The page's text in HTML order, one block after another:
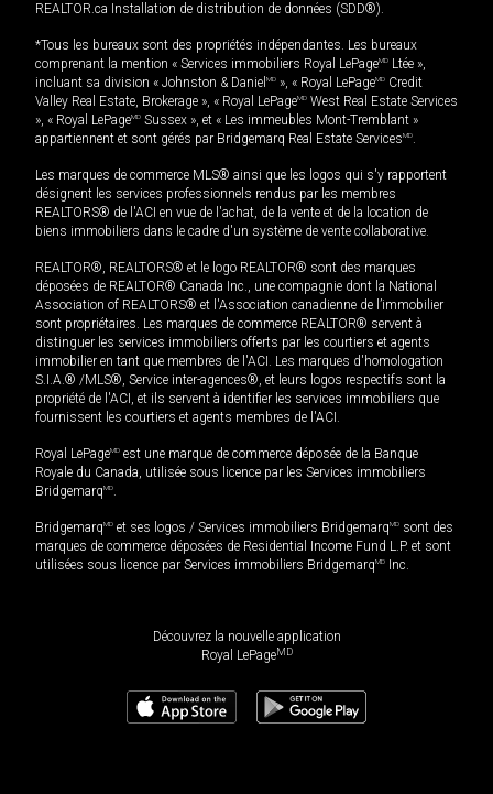
REALTOR.ca Installation de distribution de données (SDD®).
*Tous les bureaux sont des propriétés indépendantes. Les bureaux
comprenant la mention « Services immobiliers Royal LePageMD Ltée »,
incluant sa division « Johnston & Daniel MD », « Royal LePageMD Credit
Valley Real Estate, Brokerage », « Royal LePageMD West Real Estate Services
», « Royal LePageMD Sussex », et « Les immeubles Mont-Tremblant »
appartiennent et sont gérés par Bridgemarq Real Estate ServicesMD.
Les marques de commerce MLS® ainsi que les logos qui s'y rapportent
désignent les services professionnels rendus par les membres
REALTORS® de l'ACI en vue de l'achat, de la vente et de la location de
biens immobiliers dans le cadre d'un système de vente collaborative.
REALTOR®, REALTORS® et le logo REALTOR® sont des marques
déposées de REALTOR® Canada Inc., une compagnie dont la National
Association of REALTORS® et l'Association canadienne de l’immobilier
sont propriétaires. Les marques de commerce REALTOR® servent à
distinguer les services immobiliers offerts par les courtiers et agents
immobilier en tant que membres de l'ACI. Les marques d'homologation
S.I.A.® /MLS®, Service inter-agences®, et leurs logos respectifs sont la
propriété de l'ACI, et ils servent à identifier les services immobiliers que
fournissent les courtiers et agents membres de l'ACI.
Royal LePageMD est une marque de commerce déposée de la Banque
Royale du Canada, utilisée sous licence par les Services immobiliers
BridgemarqMD.
BridgemarqMD et ses logos / Services immobiliers BridgemarqMD sont des
marques de commerce déposées de Residential Income Fund L.P. et sont
utilisées sous licence par Services immobiliers BridgemarqMD Inc.
Découvrez la nouvelle application
Royal LePageMD